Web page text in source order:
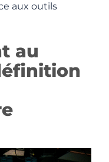
aux outils
au